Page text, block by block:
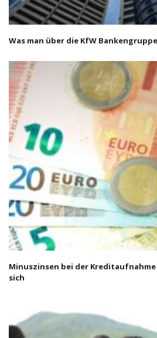
Was man über die KfW
Minuszinsen bei der
sich